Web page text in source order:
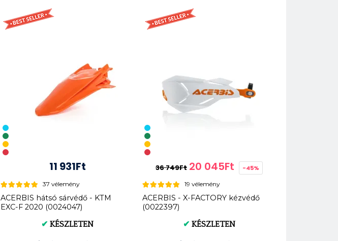
11 931Ft
37 vélemény
ACERBIS hátsó sárvédő - KTM
EXC-F 2020 (0024047)
✔ KÉSZLETEN
36 749Ft 20 045Ft -45%
19 vélemény
ACERBIS - X-FACTORY kézvédő
(0022397)
✔ KÉSZLETEN